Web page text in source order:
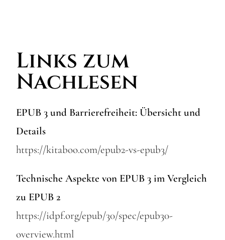
Links zum
Nachlesen
EPUB 3 und Barrierefreiheit: Übersicht und
Details
https://kitaboo.com/epub2-vs-epub3/
Technische Aspekte von EPUB 3 im Vergleich
zu EPUB 2
https://idpf.org/epub/30/spec/epub30-
overview.html